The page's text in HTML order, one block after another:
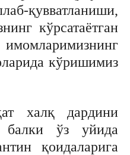
қувватланиши,
кўрсатаётган
кўришимиз
халқ дардини
балки ўз уйида
қоидаларига